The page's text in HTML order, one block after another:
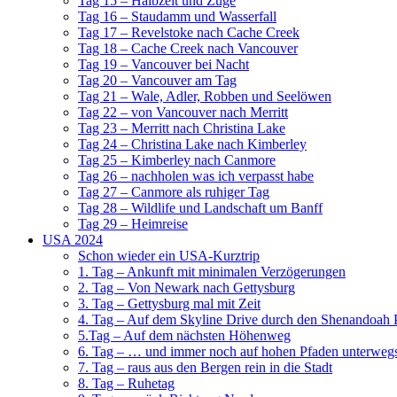
Tag 16 – Staudamm und Wasserfall
Tag 17 – Revelstoke nach Cache Creek
Tag 18 – Cache Creek nach Vancouver
Tag 19 – Vancouver bei Nacht
Tag 20 – Vancouver am Tag
Tag 21 – Wale, Adler, Robben und Seelöwen
Tag 22 – von Vancouver nach Merritt
Tag 23 – Merritt nach Christina Lake
Tag 24 – Christina Lake nach Kimberley
Tag 25 – Kimberley nach Canmore
Tag 26 – nachholen was ich verpasst habe
Tag 27 – Canmore als ruhiger Tag
Tag 28 – Wildlife und Landschaft um Banff
Tag 29 – Heimreise
USA 2024
Schon wieder ein USA-Kurztrip
1. Tag – Ankunft mit minimalen Verzögerungen
2. Tag – Von Newark nach Gettysburg
3. Tag – Gettysburg mal mit Zeit
4. Tag – Auf dem Skyline Drive durch den Shenandoah
5.Tag – Auf dem nächsten Höhenweg
6. Tag – … und immer noch auf hohen Pfaden
7. Tag – raus aus den Bergen rein in die Stadt
8. Tag – Ruhetag